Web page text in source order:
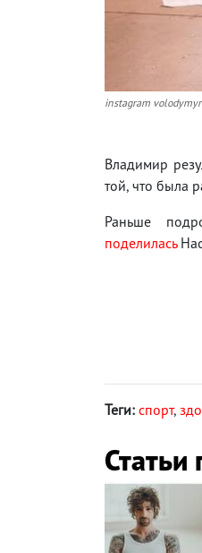
instagram
Владимир
той, что была
Раньше
поделилась
Теги: спорт,
Статьи